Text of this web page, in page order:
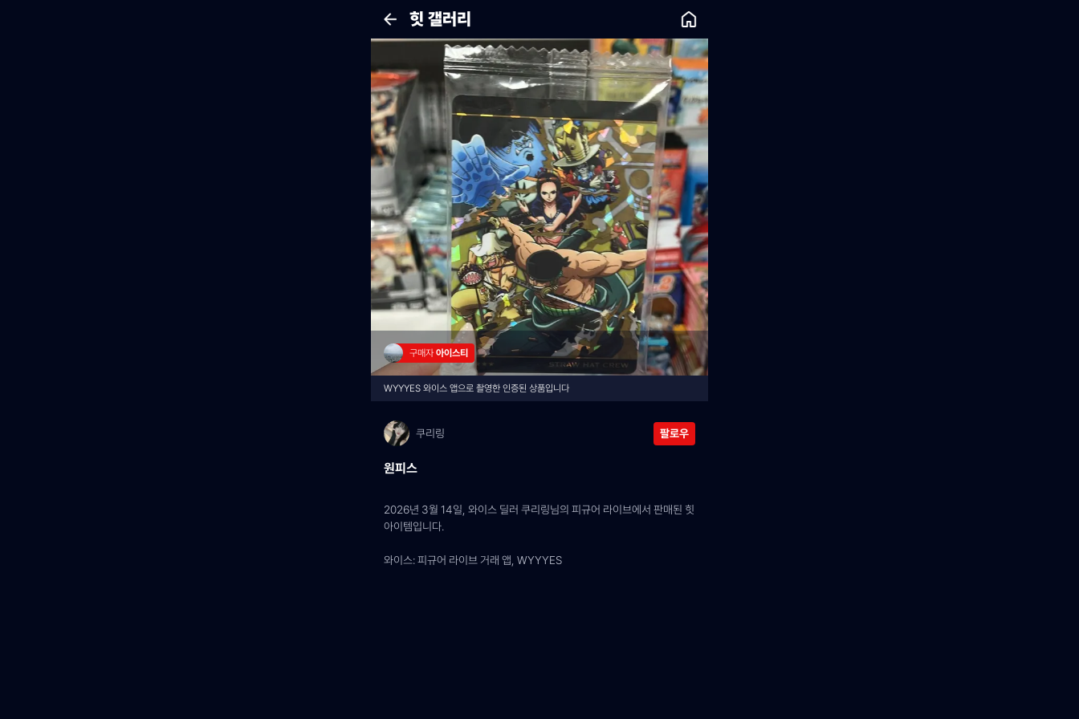
힛 갤러리
구매자 아이스티
WYYYES 와이스 앱으로 촬영한 인증된 상품입니다
쿠리링 팔로우
원피스
2026년 3월 14일, 와이스 딜러 쿠리링님의 피규어 라이브에서 판매된 힛
아이템입니다.
와이스: 피규어 라이브 거래 앱, WYYYES